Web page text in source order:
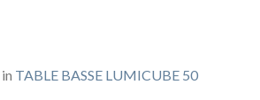
in TABLE BASSE LUMICUBE 50